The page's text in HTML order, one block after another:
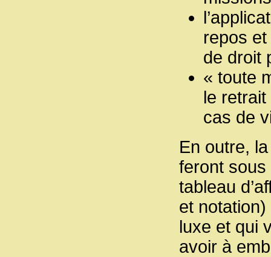
repos
de droit
« toute
le
cas de
En outre,
feront sous
tableau
et
luxe et qui
avoir à